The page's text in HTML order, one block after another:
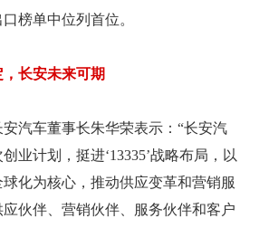
榜单中位列首位。
，长安未来可期
安汽车董事长朱华荣表示：“长安汽
业计划，挺进‘13335’战略布局，以
化为核心，推动供应变革和营销服
伙伴、营销伙伴、服务伙伴和客户